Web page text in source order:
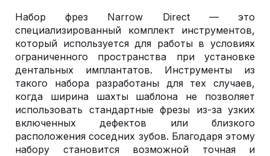
Набор фрез Narrow Direct — это
специализированный комплект инструментов,
который используется для работы в условиях
ограниченного пространства при установке
дентальных имплантатов. Инструменты из
такого набора разработаны для тех случаев,
когда ширина шахты шаблона не позволяет
использовать стандартные фрезы из-за узких
включенных дефектов или близкого
расположения соседних зубов. Благодаря этому
набору становится возможной точная и